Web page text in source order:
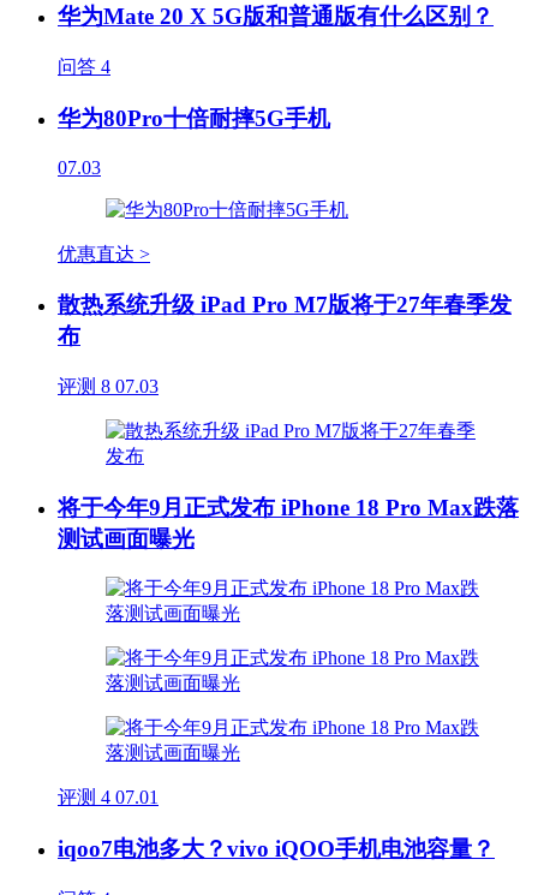
华为Mate 20 X 5G版和普通版有什么区别？
问答 4
华为80Pro十倍耐摔5G手机
07.03
优惠直达 >
散热系统升级 iPad Pro M7版将于27年春季发
布
评测 8 07.03
将于今年9月正式发布 iPhone 18 Pro Max跌落
测试画面曝光
评测 4 07.01
iqoo7电池多大？vivo iQOO手机电池容量？